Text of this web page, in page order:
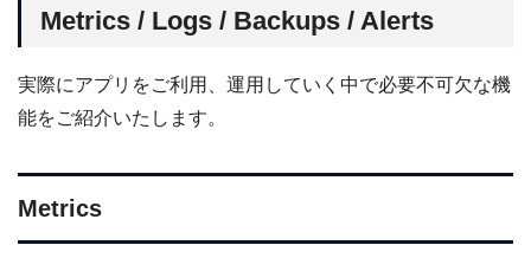
Metrics / Logs / Backups / Alerts
実際にアプリをご利用、運用していく中で必要不可欠な機
能をご紹介いたします。
Metrics